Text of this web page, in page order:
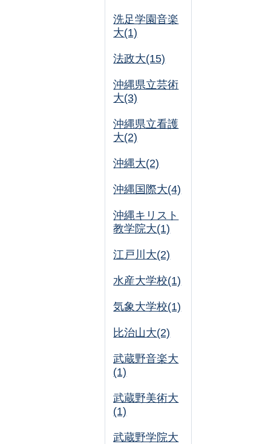
洗足学園音楽
大(1)
法政大(15)
沖縄県立芸術
大(3)
沖縄県立看護
大(2)
沖縄大(2)
沖縄国際大(4)
沖縄キリスト
教学院大(1)
江戸川大(2)
水産大学校(1)
気象大学校(1)
比治山大(2)
武蔵野音楽大
(1)
武蔵野美術大
(1)
武蔵野学院大